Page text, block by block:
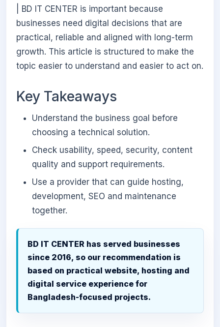
| BD IT CENTER is important because
businesses need digital decisions that are
practical, reliable and aligned with long-term
growth. This article is structured to make the
topic easier to understand and easier to act on.
Key Takeaways
Understand the business goal before
choosing a technical solution.
Check usability, speed, security, content
quality and support requirements.
Use a provider that can guide hosting,
development, SEO and maintenance
together.
BD IT CENTER has served businesses
since 2016, so our recommendation is
based on practical website, hosting and
digital service experience for
Bangladesh-focused projects.